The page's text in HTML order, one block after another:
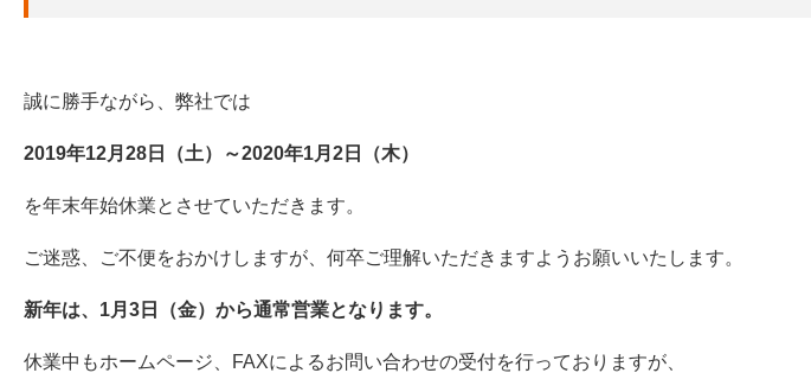
誠に勝手ながら、弊社では
2019年12月28日（土）～2020年1月2日（木）
を年末年始休業とさせていただきます。
ご迷惑、ご不便をおかけしますが、何卒ご理解いただきますようお願いいたします。
新年は、1月3日（金）から通常営業となります。
休業中もホームページ、FAXによるお問い合わせの受付を行っておりますが、